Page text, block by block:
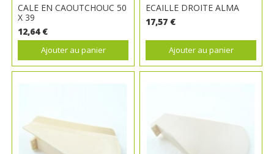
CALE EN CAOUTCHOUC 50
X 39
12,64 €
Ajouter au panier
ECAILLE DROITE ALMA
17,57 €
Ajouter au panier